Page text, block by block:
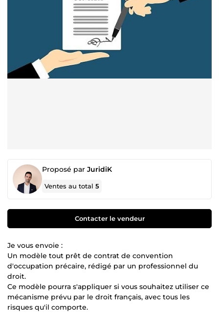
Proposé par JuridiK
Ventes au total5
Contacter le vendeur
Je vous envoie :
Un modèle tout prêt de contrat de convention
d'occupation précaire, rédigé par un professionnel du
droit.
Ce modèle pourra s'appliquer si vous souhaitez utiliser ce
mécanisme prévu par le droit français, avec tous les
risques qu'il comporte.